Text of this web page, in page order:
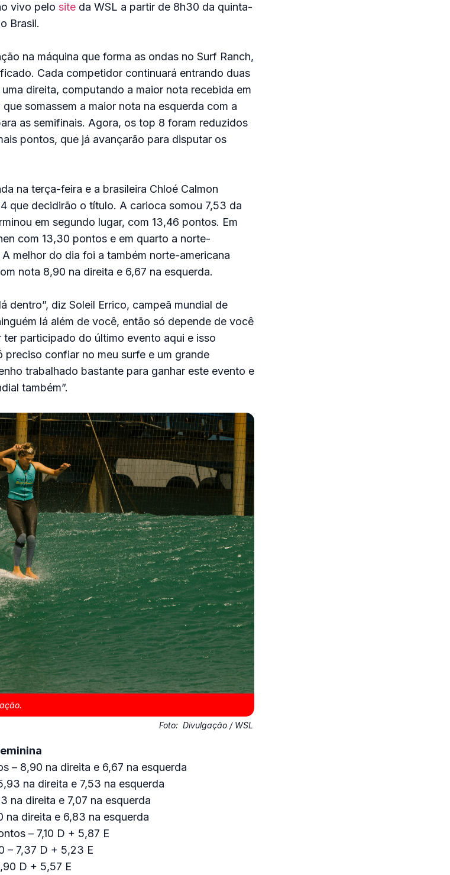
vivo pelo siteda WSL a partir de 8h30 da quinta-
Brasil.
na máquina que forma as ondas no Surf Ranch,
Cada competidor continuará entrando duas
direita, computando a maior nota recebida em
somassem a maior nota na esquerda com a
as semifinais. Agora, os top 8 foram reduzidos
pontos, que já avançarão para disputar os
na terça-feira e a brasileira Chloé Calmon
que decidirão o título. A carioca somou 7,53 da
em segundo lugar, com 13,46 pontos. Em
com 13,30 pontos e em quarto a norte-
melhor do dia foi a também norte-americana
nota 8,90 na direita e 6,67 na esquerda.
dentro”, diz Soleil Errico, campeã mundial de
lá além de você, então só depende de você
participado do último evento aqui e isso
preciso confiar no meu surfe e um grande
trabalhado bastante para ganhar este evento e
também”.
Foto: Divulgação / WSL
– 8,90 na direita e 6,67 na esquerda
na direita e 7,53 na esquerda
na direita e 7,07 na esquerda
na direita e 6,83 na esquerda
– 7,10 D + 5,87 E
– 7,37 D + 5,23 E
D + 5,57 E